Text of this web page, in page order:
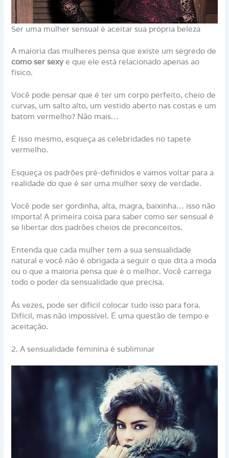
Ser uma mulher sensual é aceitar sua própria beleza
A maioria das mulheres pensa que existe um segredo de
como ser sexye que ele está relacionado apenas ao
físico.
Você pode pensar que é ter um corpo perfeito, cheio de
curvas, um salto alto, um vestido aberto nas costas e um
batom vermelho? Não mais…
É isso mesmo, esqueça as celebridades no tapete
vermelho.
Esqueça os padrões pré-definidos e vamos voltar para a
realidade do que é ser uma mulher sexy de verdade.
Você pode ser gordinha, alta, magra, baixinha… isso não
importa! A primeira coisa para saber como ser sensual é
se libertar dos padrões cheios de preconceitos.
Entenda que cada mulher tem a sua sensualidade
natural e você não é obrigada a seguir o que dita a moda
ou o que a maioria pensa que é o melhor. Você carrega
todo o poder da sensualidade que precisa.
Às vezes, pode ser difícil colocar tudo isso para fora.
Difícil, mas não impossível. É uma questão de tempo e
aceitação.
2. A sensualidade feminina é subliminar